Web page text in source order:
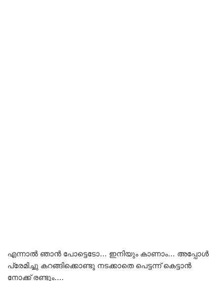
എന്നാൽ ഞാൻ പോട്ടെടോ… ഇനിയും കാണാം… അപ്പോൾ
പ്രേമിച്ചു കറങ്ങിക്കൊണ്ടു നടക്കാതെ പെട്ടന്ന് കെട്ടാൻ
നോക്ക് രണ്ടും….